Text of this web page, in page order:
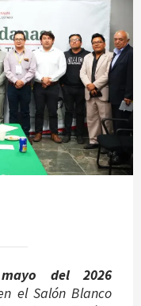
del 2026
el Salón Blanco